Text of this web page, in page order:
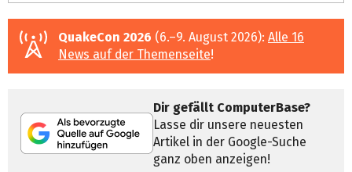
QuakeCon 2026 (6.–9. August 2026): Alle 16
News auf der Themenseite!
Dir gefällt ComputerBase?
Lasse dir unsere neuesten
Artikel in der Google-Suche
ganz oben anzeigen!